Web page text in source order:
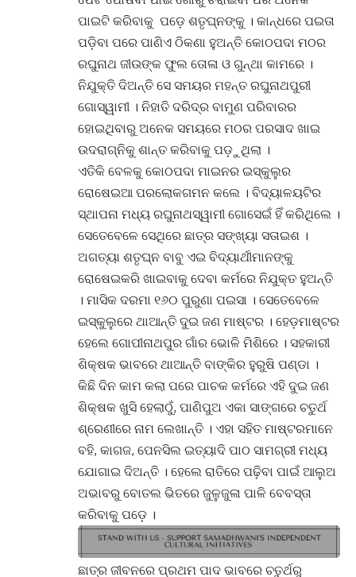
ପାଇଟି କରିବାକୁ ପଡ଼େ ଶତୃଘ୍ନଙ୍କୁ । କାନ୍ଧରେ ପଇତା
ପଡ଼ିବା ପରେ ପାଣିଏ ଠିକଣା ହୁଅନ୍ତି କୋଠପଦା ମଠର
ରଘୁନାଥ ଜୀଉଙ୍କ ଫୁଲ ତୋଳା ଓ ଗୁନ୍ଥା କାମରେ ।
ନିଯୁକ୍ତି ଦିଅନ୍ତି ସେ ସମୟର ମହନ୍ତ ରଘୁନାଥପୁରୀ
ଗୋସ୍ୱାମୀ । ନିହାତି ଦରିଦ୍ର ବାମୁଣ ପରିବାରର
ହୋଇଥିବାରୁ ଅନେକ ସମୟରେ ମଠର ପରସାଦ ଖାଇ
ଉଦରାଗ୍ନିକୁ ଶାନ୍ତ କରିବାକୁ ପଡ଼ୁଥିଲା ।
ଏତିକି ବେଳକୁ କୋଠପଦା ମାଇନର ଇସ୍କୁଲୁର
ରୋଷେଇଆ ପରଲୋକଗମନ କଲେ । ବିଦ୍ୟାଳୟଟିର
ସ୍ଥାପନା ମଧ୍ୟ ରଘୁନାଥସ୍ୱାମୀ ଗୋସେଇଁ ହିଁ କରିଥିଲେ ।
ସେତେବେଳେ ସେଥିରେ ଛାତ୍ର ସଙ୍ଖ୍ୟା ସତାଇଶ ।
ଅଗତ୍ୟା ଶତୃଘ୍ନ ବାବୁ ଏଇ ବିଦ୍ୟାର୍ଥୀମାନଙ୍କୁ
ରୋଷେଇକରି ଖାଇବାକୁ ଦେବା କର୍ମରେ ନିଯୁକ୍ତ ହୁଅନ୍ତି
। ମାସିକ ଦରମା ୧୬୦ ପୁରୁଣା ପଇସା । ସେତେବେଳେ
ଇସ୍କୁଲୁରେ ଥାଆନ୍ତି ଦୁଇ ଜଣ ମାଷ୍ଟର । ହେଡ଼ମାଷ୍ଟର
ହେଲେ ଗୋପୀନାଥପୁର ଗାଁର ଭୋଳି ମିଶିରେ । ସହକାରୀ
ଶିକ୍ଷକ ଭାବରେ ଥାଆନ୍ତି ବାଙ୍କିର ହୁରୁଷି ପଣ୍ଡା ।
କିଛି ଦିନ କାମ କଲା ପରେ ପାଚକ କର୍ମରେ ଏହି ଦୁଇ ଜଣ
ଶିକ୍ଷକ ଖୁସି ହେଲାଠୁଁ, ପାଣିପୁଅ ଏକା ସାଙ୍ଗରେ ଚତୁର୍ଥ
ଶ୍ରେଣୀରେ ନାମ ଲେଖାନ୍ତି । ଏହା ସହିତ ମାଷ୍ଟରମାନେ
ବହି, କାଗଜ, ପେନସିଲ ଇତ୍ୟାଦି ପାଠ ସାମଗ୍ରୀ ମଧ୍ୟ
ଯୋଗାଇ ଦିଅନ୍ତି । ହେଲେ ରାତିରେ ପଢ଼ିବା ପାଇଁ ଆଲୁଅ
ଅଭାବରୁ ବୋତଲ ଭିତରେ ଜୁଳୁଜୁଳା ପାଳି ବେବସ୍ତା
କରିବାକୁ ପଡ଼େ ।
ଛାତ୍ର ଜୀବନରେ ପ୍ରଥମ ପାଦ ଭାବରେ ଚତୁର୍ଥରୁ